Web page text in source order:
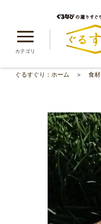
カテゴリ
ぐるすぐり：ホーム 食材